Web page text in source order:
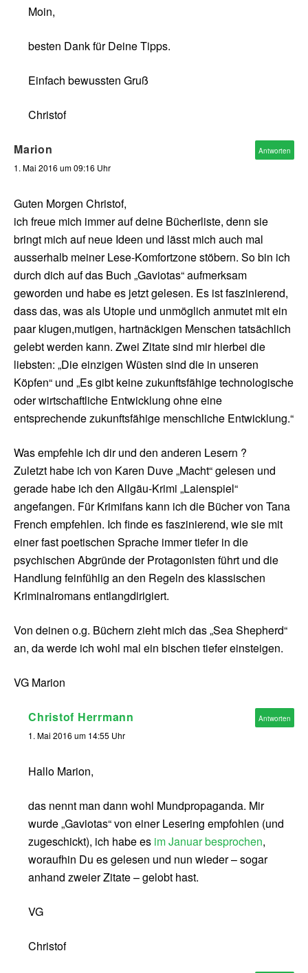
Moin,
besten Dank für Deine Tipps.
Einfach bewussten Gruß
Christof
Marion
1. Mai 2016 um 09:16 Uhr
Guten Morgen Christof,
ich freue mich immer auf deine Bücherliste, denn sie
bringt mich auf neue Ideen und lässt mich auch mal
ausserhalb meiner Lese-Komfortzone stöbern. So bin ich
durch dich auf das Buch „Gaviotas“ aufmerksam
geworden und habe es jetzt gelesen. Es ist faszinierend,
dass das, was als Utopie und unmöglich anmutet mit ein
paar klugen,mutigen, hartnäckigen Menschen tatsächlich
gelebt werden kann. Zwei Zitate sind mir hierbei die
liebsten: „Die einzigen Wüsten sind die in unseren
Köpfen“ und „Es gibt keine zukunftsfähige technologische
oder wirtschaftliche Entwicklung ohne eine
entsprechende zukunftsfähige menschliche Entwicklung.“
Was empfehle ich dir und den anderen Lesern ?
Zuletzt habe ich von Karen Duve „Macht“ gelesen und
gerade habe ich den Allgäu-Krimi „Laienspiel“
angefangen. Für Krimifans kann ich die Bücher von Tana
French empfehlen. Ich finde es faszinierend, wie sie mit
einer fast poetischen Sprache immer tiefer in die
psychischen Abgründe der Protagonisten führt und die
Handlung feinfühlig an den Regeln des klassischen
Kriminalromans entlangdirigiert.
Von deinen o.g. Büchern zieht mich das „Sea Shepherd“
an, da werde ich wohl mal ein bischen tiefer einsteigen.
VG Marion
Antworten
Christof Herrmann
1. Mai 2016 um 14:55 Uhr
Hallo Marion,
das nennt man dann wohl Mundpropaganda. Mir
wurde „Gaviotas“ von einer Lesering empfohlen (und
zugeschickt), ich habe es im Januar besprochen,
woraufhin Du es gelesen und nun wieder – sogar
anhand zweier Zitate – gelobt hast.
VG
Christof
Antworten